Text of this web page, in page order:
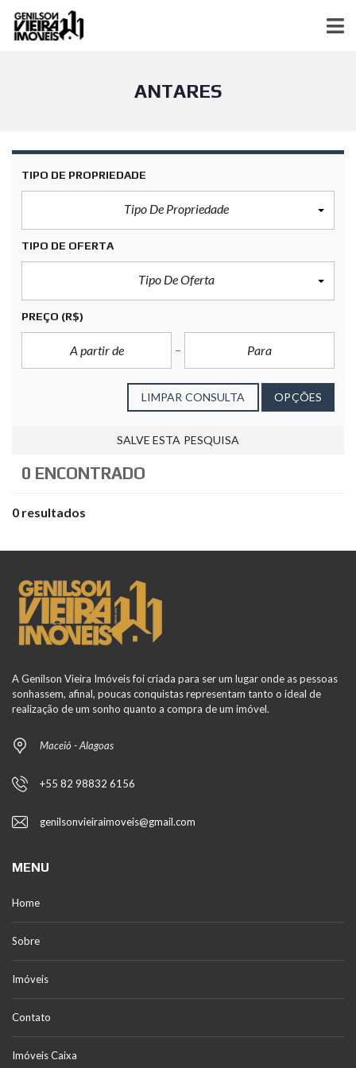
ANTARES
TIPO DE PROPRIEDADE
Tipo De Propriedade
TIPO DE OFERTA
Tipo De Oferta
PREÇO (R$)
LIMPAR CONSULTA OPÇÕES
SALVE ESTA PESQUISA
0 ENCONTRADO
0 resultados
A Genilson Vieira Imóveis foi criada para ser um lugar onde as pessoas
sonhassem, afinal, poucas conquistas representam tanto o ideal de
realização de um sonho quanto a compra de um imóvel.
Maceió - Alagoas
+55 82 98832 6156
genilsonvieiraimoveis@gmail.com
MENU
Home
Sobre
Imóveis
Contato
Imóveis Caixa